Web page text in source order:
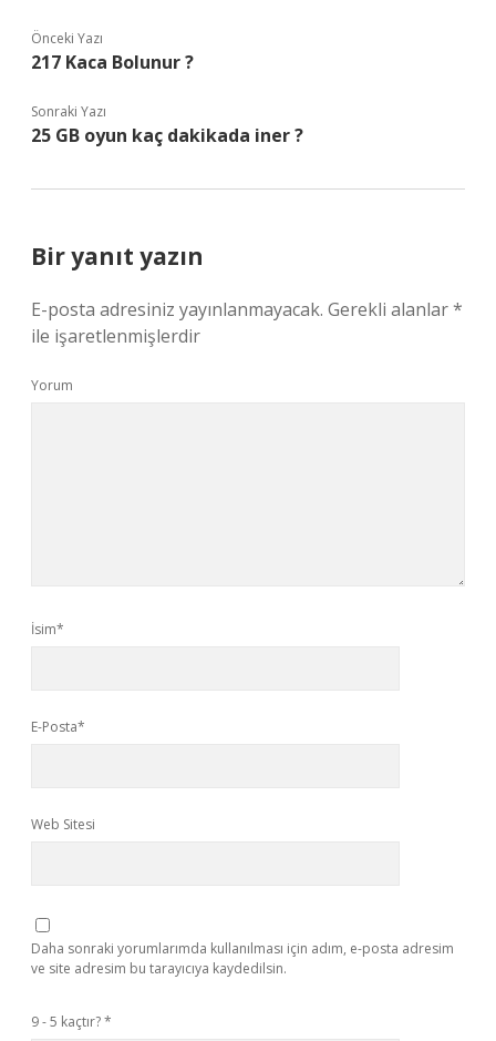
Önceki Yazı
217 Kaca Bolunur ?
Sonraki Yazı
25 GB oyun kaç dakikada iner ?
Bir yanıt yazın
E-posta adresiniz yayınlanmayacak. Gerekli alanlar*
ile işaretlenmişlerdir
Yorum
İsim*
E-Posta*
Web Sitesi
Daha sonraki yorumlarımda kullanılması için adım, e-posta adresim
ve site adresim bu tarayıcıya kaydedilsin.
9 - 5 kaçtır?*